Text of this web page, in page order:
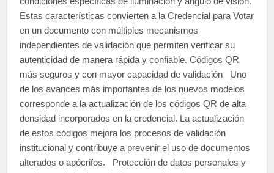
Estas características convierten a la Credencial para Votar
en un documento con múltiples mecanismos
independientes de validación que permiten verificar su
autenticidad de manera rápida y confiable. Códigos QR
más seguros y con mayor capacidad de validación Uno
de los avances más importantes de los nuevos modelos
corresponde a la actualización de los códigos QR de alta
densidad incorporados en la credencial. La actualización
de estos códigos mejora los procesos de validación
institucional y contribuye a prevenir el uso de documentos
alterados o apócrifos. Protección de datos personales y